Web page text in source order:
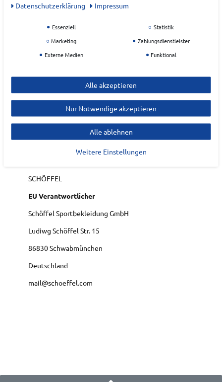
Hochschließender Kapuzenkragen mit
2-Wege Reißverschluss mit Untertritt und
Regenblende
weichem Fleecefutter
EAN:4066619167738
Materialzusammensetzung: Oberstoff: Aussenseite
100% Polyester (Membran: Polurethan) Futter:
100% Polyester, Füllung: 100% Polyester
SCHÖFFEL
EU Verantwortlicher
Schöffel Sportbekleidung GmbH
Ludiwg Schöffel Str. 15
86830Schwabmünchen
Deutschland
mail@schoeffel.com
Daten­schutz­erklärung
Impressum
Essenziell
Statistik
Marketing
Zahlungsdienstleister
Externe Medien
Funktional
Alle akzeptieren
Nur Notwendige akzeptieren
Alle ablehnen
Weitere Einstellungen